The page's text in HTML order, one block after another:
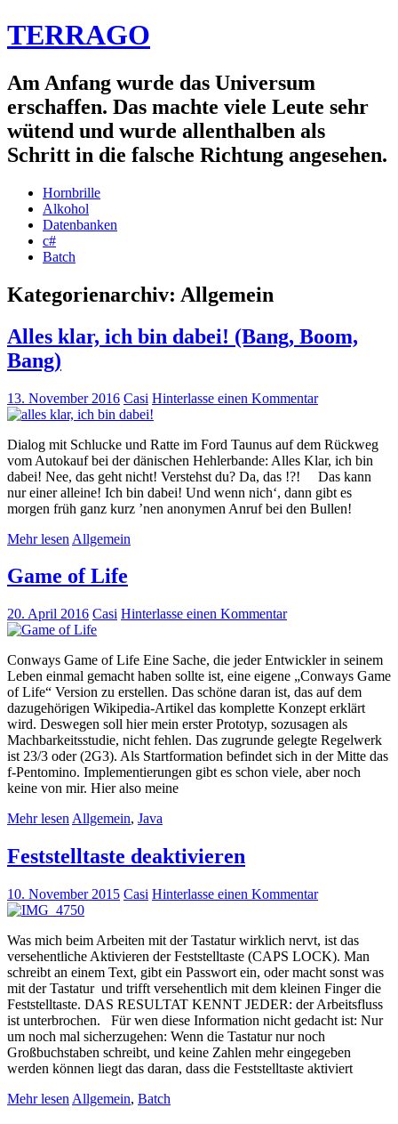
TERRAGO
Am Anfang wurde das Universum
erschaffen. Das machte viele Leute sehr
wütend und wurde allenthalben als
Schritt in die falsche Richtung angesehen.
Hornbrille
Alkohol
Datenbanken
c#
Batch
Kategorienarchiv: Allgemein
Alles klar, ich bin dabei! (Bang, Boom,
Bang)
13. November 2016 Casi Hinterlasse einen Kommentar
Dialog mit Schlucke und Ratte im Ford Taunus auf dem Rückweg
vom Autokauf bei der dänischen Hehlerbande: Alles Klar, ich bin
dabei! Nee, das geht nicht! Verstehst du? Da, das !?! Das kann
nur einer alleine! Ich bin dabei! Und wenn nich‘, dann gibt es
morgen früh ganz kurz ’nen anonymen Anruf bei den Bullen!
Mehr lesen Allgemein
Game of Life
20. April 2016 Casi Hinterlasse einen Kommentar
Conways Game of Life Eine Sache, die jeder Entwickler in seinem
Leben einmal gemacht haben sollte ist, eine eigene „Conways Game
of Life“ Version zu erstellen. Das schöne daran ist, das auf dem
dazugehörigen Wikipedia-Artikel das komplette Konzept erklärt
wird. Deswegen soll hier mein erster Prototyp, sozusagen als
Machbarkeitsstudie, nicht fehlen. Das zugrunde gelegte Regelwerk
ist 23/3 oder (2G3). Als Startformation befindet sich in der Mitte das
f-Pentomino. Implementierungen gibt es schon viele, aber noch
keine von mir. Hier also meine
Mehr lesen Allgemein, Java
Feststelltaste deaktivieren
10. November 2015 Casi Hinterlasse einen Kommentar
Was mich beim Arbeiten mit der Tastatur wirklich nervt, ist das
versehentliche Aktivieren der Feststelltaste (CAPS LOCK). Man
schreibt an einem Text, gibt ein Passwort ein, oder macht sonst was
mit der Tastatur und trifft versehentlich mit dem kleinen Finger die
Feststelltaste. DAS RESULTAT KENNT JEDER: der Arbeitsfluss
ist unterbrochen. Für wen diese Information nicht gedacht ist: Nur
um noch mal sicherzugehen: Wenn die Tastatur nur noch
Großbuchstaben schreibt, und keine Zahlen mehr eingegeben
werden können liegt das daran, dass die Feststelltaste aktiviert
Mehr lesen Allgemein, Batch